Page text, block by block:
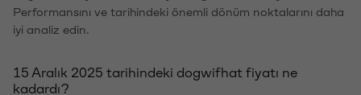
Performansını ve tarihindeki önemli dönüm noktalarını daha
iyi analiz edin.
15 Aralık 2025 tarihindeki dogwifhat fiyatı ne
kadardı?